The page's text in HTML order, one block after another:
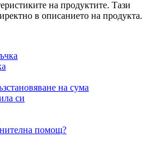
на продуктите. Тази
в описанието на продукта.
на сума
си
помощ?